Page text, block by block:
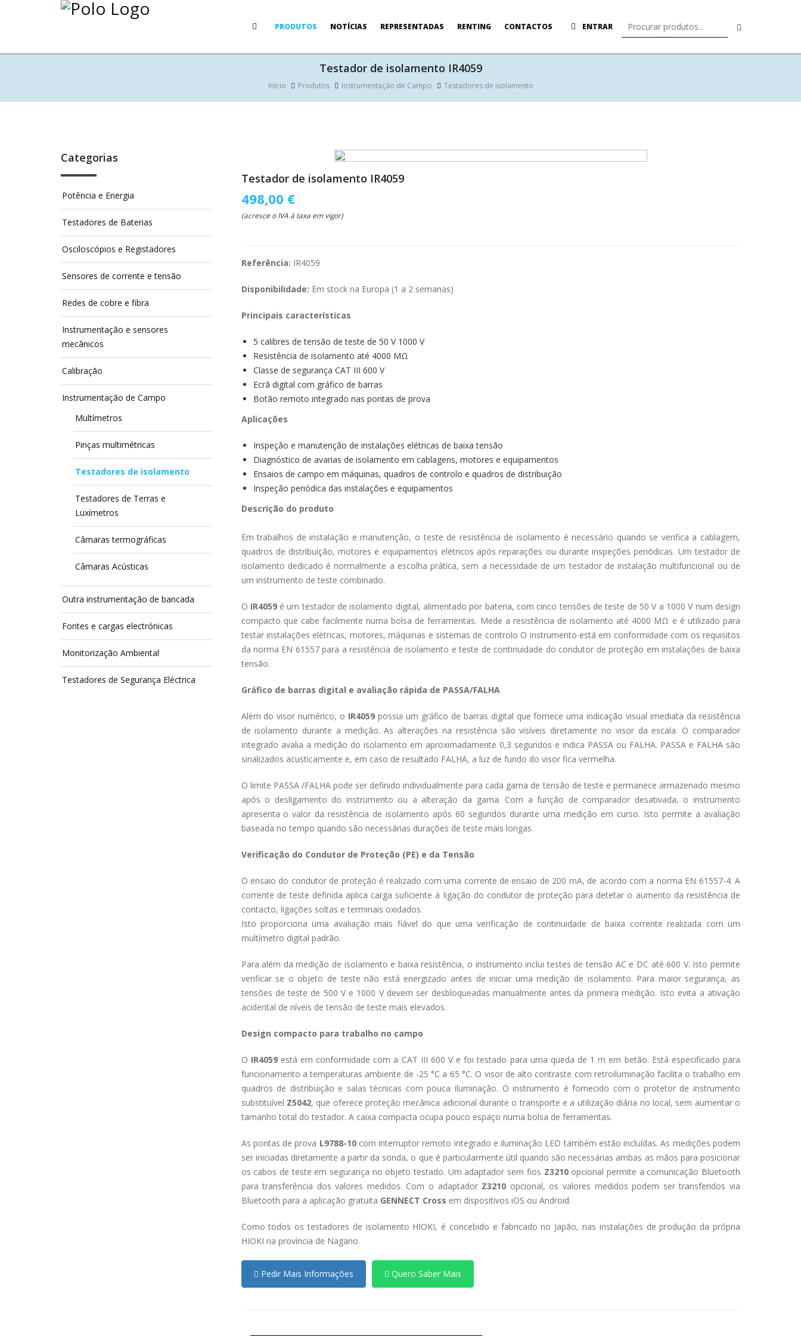
PRODUTOS NOTÍCIAS REPRESENTADAS RENTING CONTACTOS ENTRAR
Testador de isolamento IR4059
Início Produtos Instrumentação de Campo Testadores de isolamento
Testador de isolamento IR4059
498,00 €
(acresce o IVA à taxa em vigor)
Referência: IR4059
Disponibilidade: Em stock na Europa (1 a 2 semanas)
Principais características
5 calibres de tensão de teste de 50 V 1000 V
Resistência de isolamento até 4000 MΩ
Classe de segurança CAT III 600 V
Ecrã digital com gráfico de barras
Botão remoto integrado nas pontas de prova
Aplicações
Inspeção e manutenção de instalações elétricas de baixa tensão
Diagnóstico de avarias de isolamento em cablagens, motores e equipamentos
Ensaios de campo em máquinas, quadros de controlo e quadros de distribuição
Inspeção periódica das instalações e equipamentos
Descrição do produto
Em trabalhos de instalação e manutenção, o teste de resistência de isolamento é necessário quando se verifica a cablagem,
quadros de distribuição, motores e equipamentos elétricos após reparações ou durante inspeções periódicas. Um testador de
isolamento dedicado é normalmente a escolha prática, sem a necessidade de um testador de instalação multifuncional ou de
um instrumento de teste combinado.
O IR4059é um testador de isolamento digital, alimentado por bateria, com cinco tensões de teste de 50 V a 1000 V num design
compacto que cabe facilmente numa bolsa de ferramentas. Mede a resistência de isolamento até 4000 MΩ e é utilizado para
testar instalações elétricas, motores, máquinas e sistemas de controlo O instrumento está em conformidade com os requisitos
da norma EN 61557 para a resistência de isolamento e teste de continuidade do condutor de proteção em instalações de baixa
tensão.
Gráfico de barras digital e avaliação rápida de PASSA/FALHA
Além do visor numérico, o IR4059 possui um gráfico de barras digital que fornece uma indicação visual imediata da resistência
de isolamento durante a medição. As alterações na resistência são visíveis diretamente no visor da escala. O comparador
integrado avalia a medição do isolamento em aproximadamente 0,3 segundos e indica PASSA ou FALHA. PASSA e FALHA são
sinalizados acusticamente e, em caso de resultado FALHA, a luz de fundo do visor fica vermelha.
O limite PASSA /FALHA pode ser definido individualmente para cada gama de tensão de teste e permanece armazenado mesmo
após o desligamento do instrumento ou a alteração da gama. Com a função de comparador desativada, o instrumento
apresenta o valor da resistência de isolamento após 60 segundos durante uma medição em curso. Isto permite a avaliação
baseada no tempo quando são necessárias durações de teste mais longas.
Verificação do Condutor de Proteção (PE) e da Tensão
O ensaio do condutor de proteção é realizado com uma corrente de ensaio de 200 mA, de acordo com a norma EN 61557-4. A
corrente de teste definida aplica carga suficiente à ligação do condutor de proteção para detetar o aumento da resistência de
contacto, ligações soltas e terminais oxidados.
Isto proporciona uma avaliação mais fiável do que uma verificação de continuidade de baixa corrente realizada com um
multímetro digital padrão.
Para além da medição de isolamento e baixa resistência, o instrumento inclui testes de tensão AC e DC até 600 V. Isto permite
verificar se o objeto de teste não está energizado antes de iniciar uma medição de isolamento. Para maior segurança, as
tensões de teste de 500 V e 1000 V devem ser desbloqueadas manualmente antes da primeira medição. Isto evita a ativação
acidental de níveis de tensão de teste mais elevados.
Design compacto para trabalho no campo
O IR4059está em conformidade com a CAT III 600 V e foi testado para uma queda de 1 m em betão. Está especificado para
funcionamento a temperaturas ambiente de -25 °C a 65 °C. O visor de alto contraste com retroiluminação facilita o trabalho em
quadros de distribuição e salas técnicas com pouca iluminação. O instrumento é fornecido com o protetor de instrumento
substituível Z5042, que oferece proteção mecânica adicional durante o transporte e a utilização diária no local, sem aumentar o
tamanho total do testador. A caixa compacta ocupa pouco espaço numa bolsa de ferramentas.
As pontas de prova L9788-10com interruptor remoto integrado e iluminação LED também estão incluídas. As medições podem
ser iniciadas diretamente a partir da sonda, o que é particularmente útil quando são necessárias ambas as mãos para posicionar
os cabos de teste em segurança no objeto testado. Um adaptador sem fios Z3210opcional permite a comunicação Bluetooth
para transferência dos valores medidos. Com o adaptador Z3210 opcional, os valores medidos podem ser transferidos via
Bluetooth para a aplicação gratuita GENNECT Cross em dispositivos iOS ou Android.
Como todos os testadores de isolamento HIOKI, é concebido e fabricado no Japão, nas instalações de produção da própria
HIOKI na província de Nagano.
Pedir Mais Informações Quero Saber Mais
Categorias
Potência e Energia
Testadores de Baterias
Osciloscópios e Registadores
Sensores de corrente e tensão
Redes de cobre e fibra
Instrumentação e sensores
mecânicos
Calibração
Instrumentação de Campo
Multímetros
Pinças multimétricas
Testadores de isolamento
Testadores de Terras e
Luxímetros
Câmaras termográficas
Câmaras Acústicas
Outra instrumentação de bancada
Fontes e cargas electrónicas
Monitorização Ambiental
Testadores de Segurança Eléctrica